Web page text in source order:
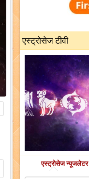
एस्ट्रोसेज टीवी
एस्ट्रोसेज न्यूजलेटर